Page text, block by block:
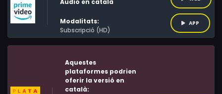
Armando GutierrezÀudio en català
Modalitats:
Subscripció (HD)
APP
Aquestes
plataformes podrien
oferir la versió en
català: